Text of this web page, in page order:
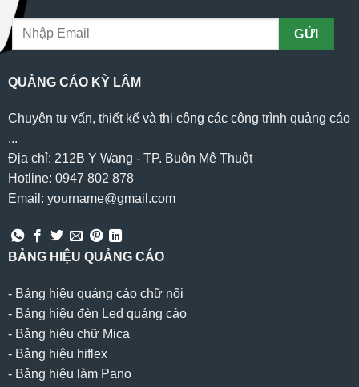
QUẢNG CÁO KỲ LÂM
Chuyên tư vấn, thiết kế và thi công các công trình quảng cáo
...
Địa chỉ: 212B Y Wang - TP. Buôn Mê Thuột
Hotline: 0947 802 878
Email: yourname@gmail.com
BẢNG HIỆU QUẢNG CÁO
- Bảng hiệu quảng cáo chữ nổi
- Bảng hiệu đèn Led quảng cáo
- Bảng hiệu chữ Mica
- Bảng hiệu hiflex
- Bảng hiệu làm Pano